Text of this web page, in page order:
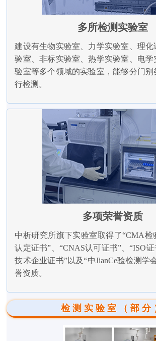
多所检测实验室
建设有生物实验室、力学实验室、理
验室、非标实验室、热学实验室、电
验室等多个领域的实验室，能够分门
行检测。
多项荣誉资质
中析研究所旗下实验室取得了“CMA检
认定证书”、“CNAS认可证书”、“ISO
技术企业证书”以及“中JianCe验检测学
誉资质。
检测实验室（部分